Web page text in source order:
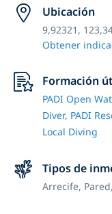
Ubicación
9,92321,
Obtener
Formación
PADI Open
Diver, PADI
Local Diving
Tipos de
Arrecife, Pared,